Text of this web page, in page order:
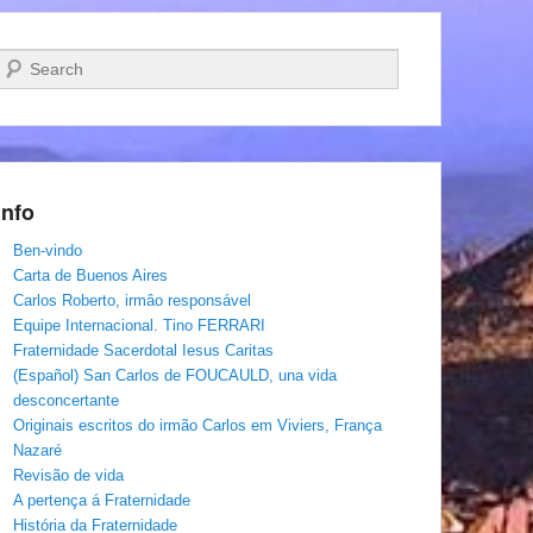
Pesquisar…
Ben-vindo
Carta de Buenos Aires
Carlos Roberto, irmâo responsável
Equipe Internacional. Tino FERRARI
Fraternidade Sacerdotal Iesus Caritas
(Español) San Carlos de FOUCAULD, una vida
desconcertante
Originais escritos do irmão Carlos em Viviers, França
Nazaré
Revisão de vida
A pertença á Fraternidade
História da Fraternidade